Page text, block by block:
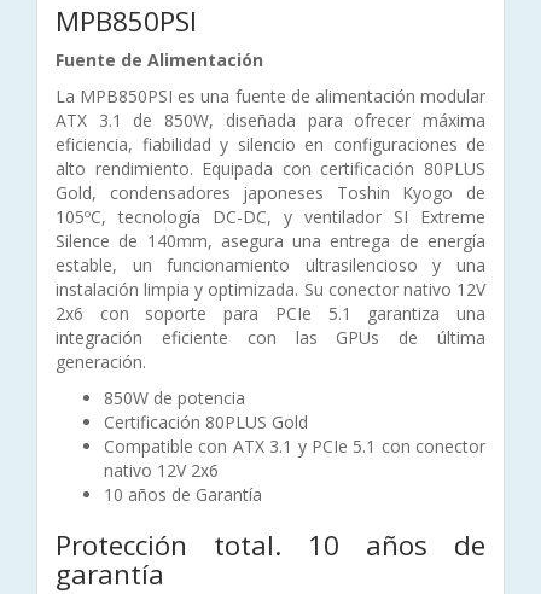
MPB850PSI
Fuente de Alimentación
La MPB850PSI es una fuente de alimentación modular
ATX 3.1 de 850W, diseñada para ofrecer máxima
eficiencia, fiabilidad y silencio en configuraciones de
alto rendimiento. Equipada con certificación 80PLUS
Gold, condensadores japoneses Toshin Kyogo de
105ºC, tecnología DC-DC, y ventilador SI Extreme
Silence de 140mm, asegura una entrega de energía
estable, un funcionamiento ultrasilencioso y una
instalación limpia y optimizada. Su conector nativo 12V
2x6 con soporte para PCIe 5.1 garantiza una
integración eficiente con las GPUs de última
generación.
850W de potencia
Certificación 80PLUS Gold
Compatible con ATX 3.1 y PCIe 5.1 con conector
nativo 12V 2x6
10 años de Garantía
Protección total. 10 años de
garantía